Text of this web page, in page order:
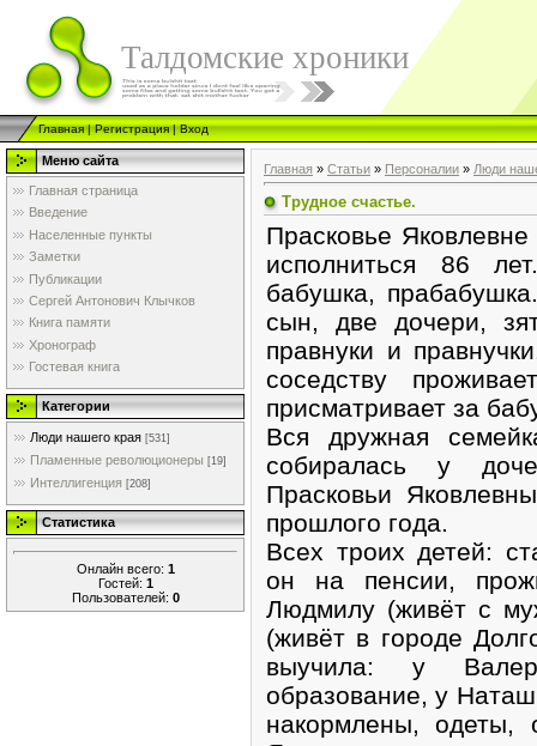
Талдомские хроники
Главная|Регистрация|Вход
Меню сайта
Главная страница
Введение
Населенные пункты
Заметки
Публикации
Сергей Антонович Клычков
Книга памяти
Хронограф
Гостевая книга
Категории
Люди нашего края [531]
Пламенные революционеры [19]
Интеллигенция [208]
Статистика
Онлайн всего: 1
Гостей: 1
Пользователей: 0
Главная » Статьи » Персоналии » Люди
Трудное счастье.
Прасковье
исполниться 86
бабушка,
сын, две дочери,
правнуки и
соседству
присматривает за
Вся дружная
собиралась у
Прасковьи
прошлого года.
Всех троих детей:
он на пенсии,
Людмилу (живёт с
(живёт в городе
выучила: у
образование, у
накормлены, одеты,